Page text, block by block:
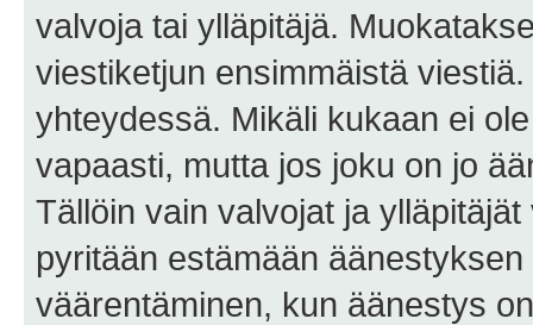
valvoja tai ylläpitäjä.
viestiketjun ensimmäistä
yhteydessä. Mikäli kukaan ei
vapaasti, mutta jos joku on jo
Tällöin vain valvojat ja
pyritään estämään
väärentäminen, kun äänestys